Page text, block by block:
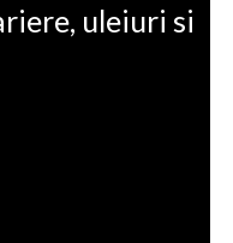
uleiuri si